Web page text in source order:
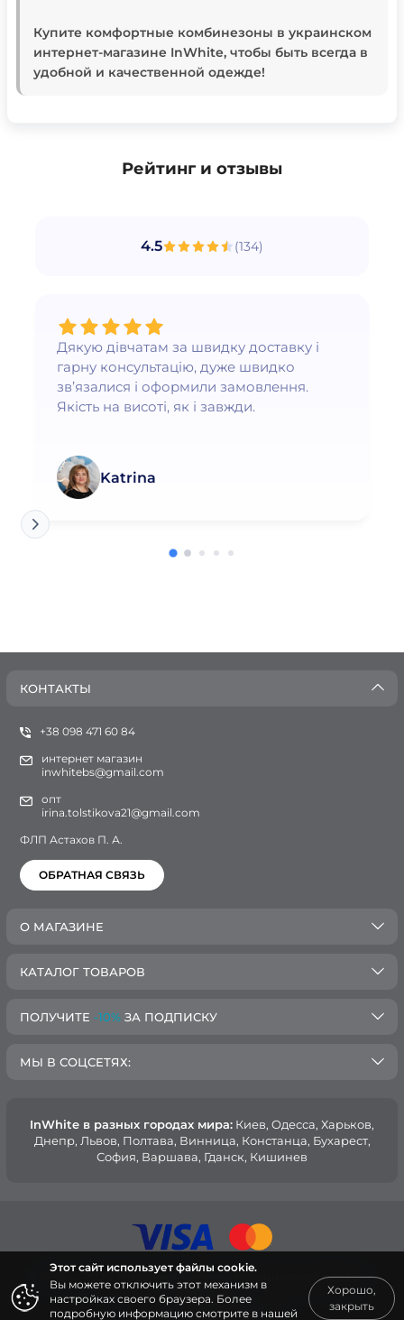
Купите комфортные комбинезоны в украинском
интернет-магазине InWhite, чтобы быть всегда в
удобной и качественной одежде!
Рейтинг и отзывы
4.5 (134)
Дякую дівчатам за швидку доставку і
гарну консультацію, дуже швидко
зв’язалися і оформили замовлення.
Якість на висоті, як і завжди.
Katrina
КОНТАКТЫ
+38 098 471 60 84
интернет магазин
inwhitebs@gmail.com
опт
irina.tolstikova21@gmail.com
ФЛП Астахов П. А.
ОБРАТНАЯ СВЯЗЬ
О МАГАЗИНЕ
КАТАЛОГ ТОВАРОВ
ПОЛУЧИТЕ -10% ЗА ПОДПИСКУ
МЫ В СОЦСЕТЯХ:
InWhite в разных городах мира: Киев, Oдесса, Харьков,
Днепр, Львов, Полтава, Винница, Констанца, Бухарест,
София, Варшава, Гданск, Кишинев
© 2015 — 2026, Интернет-магазин медицинской одежды
InWhite.
Этот сайт использует файлы cookie.
Вы можете отключить этот механизм в
настройках своего браузера. Более
подробную информацию смотрите в нашей
Хорошо,
закрыть